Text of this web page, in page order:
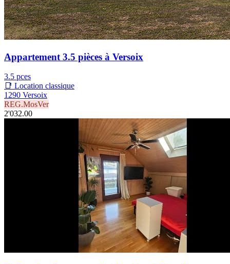
Appartement 3.5 pièces à Versoix
3.5 pces
📑 Location classique
1290 Versoix
REG.MosVer
2'032.00